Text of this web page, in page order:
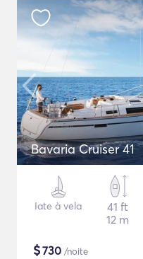
Bavaria Cruiser 41
Iate à vela
41 ft
12 m
$730 /noite